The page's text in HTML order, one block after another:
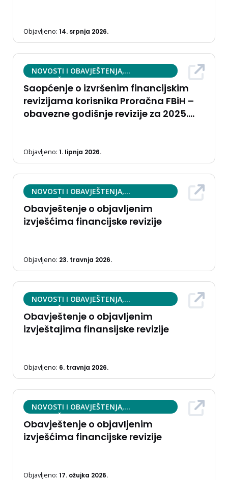
Objavljeno: 14. srpnja 2026.
NOVOSTI I OBAVJEŠTENJA,
OBAVJEŠTENJA
Saopćenje o izvršenim financijskim
revizijama korisnika Proračna FBiH –
obavezne godišnje revizije za 2025.
Objavljeno: 1. lipnja 2026.
NOVOSTI I OBAVJEŠTENJA,
OBAVJEŠTENJA
Obavještenje o objavljenim
izvješćima financijske revizije
Objavljeno: 23. travnja 2026.
NOVOSTI I OBAVJEŠTENJA,
OBAVJEŠTENJA
Obavještenje o objavljenim
izvještajima finansijske revizije
Objavljeno: 6. travnja 2026.
NOVOSTI I OBAVJEŠTENJA,
OBAVJEŠTENJA
Obavještenje o objavljenim
izvješćima financijske revizije
Objavljeno: 17. ožujka 2026.